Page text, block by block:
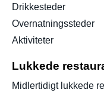
Drikkesteder
Overnatningssteder
Aktiviteter
Lukkede
Midlertidigt lukkede